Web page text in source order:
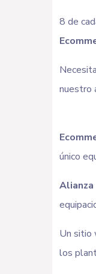
8 de
nuestro
único
Alianza
Un sitio
los